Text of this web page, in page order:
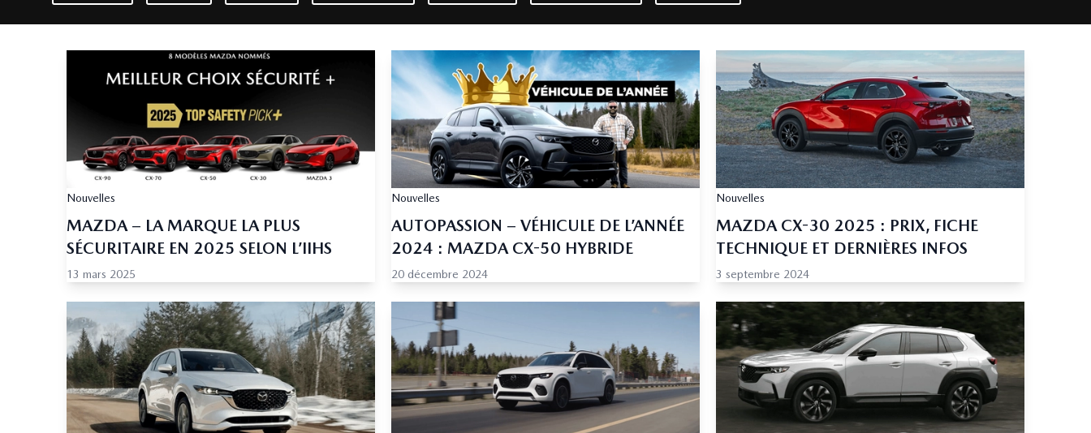
Nouvelles
MAZDA – LA MARQUE LA PLUS
SÉCURITAIRE EN 2025 SELON L’IIHS
13 mars 2025
Nouvelles
AUTOPASSION – VÉHICULE DE L’ANNÉE
2024 : MAZDA CX-50 HYBRIDE
20 décembre 2024
Nouvelles
MAZDA CX-30 2025 : PRIX, FICHE
TECHNIQUE ET DERNIÈRES INFOS
3 septembre 2024